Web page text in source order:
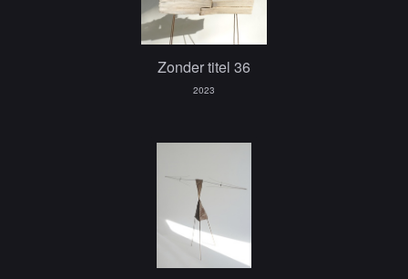
Zonder titel 36
2023